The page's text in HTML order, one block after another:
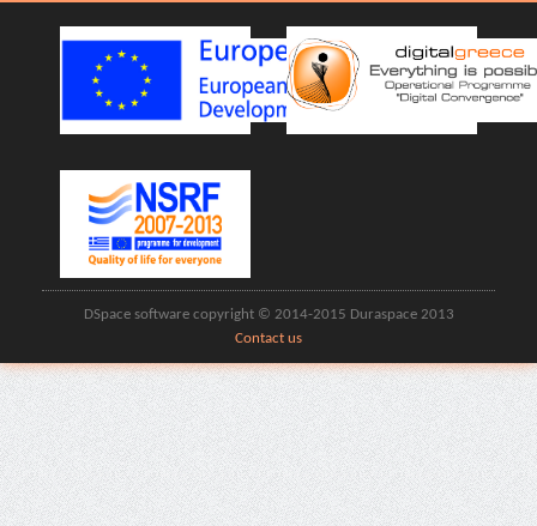
DSpace software copyright © 2014-2015 Duraspace 2013
Contact us